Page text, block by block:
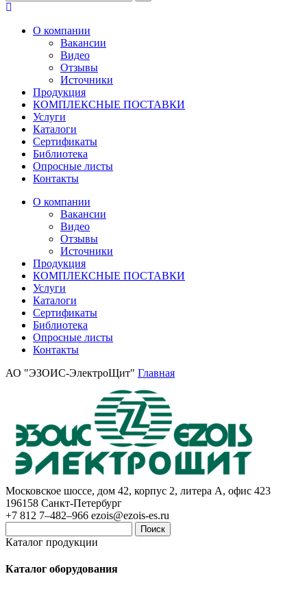
О компании
Вакансии
Видео
Отзывы
Источники
Продукция
КОМПЛЕКСНЫЕ ПОСТАВКИ
Услуги
Каталоги
Сертификаты
Библиотека
Опросные листы
Контакты
О компании
Вакансии
Видео
Отзывы
Источники
Продукция
КОМПЛЕКСНЫЕ ПОСТАВКИ
Услуги
Каталоги
Сертификаты
Библиотека
Опросные листы
Контакты
АО "ЭЗОИС-ЭлектроЩит" Главная
Московское шоссе, дом 42, корпус 2, литера А, офис 423
196158 Санкт-Петербург
+7 812 7–482–966 ezois@ezois-es.ru
Поиск
Каталог продукции
Каталог оборудования